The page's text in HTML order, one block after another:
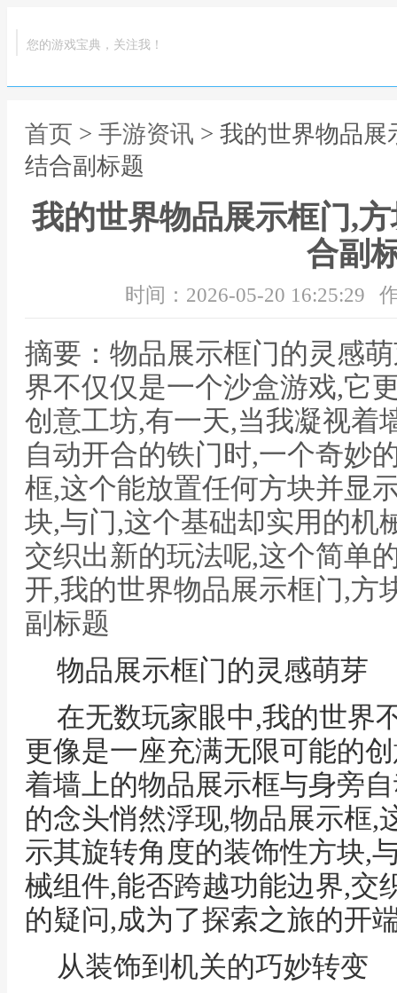
您的游戏宝典，关注我！
首页 > 手游资讯 > 我的世界物品
结合副标题
我的世界物品展示框门,
合副
时间：2026-05-20 16:25:29
摘要：物品展示框门的灵感
界不仅仅是一个沙盒游戏,它
创意工坊,有一天,当我凝视着
自动开合的铁门时,一个奇妙
框,这个能放置任何方块并显
块,与门,这个基础却实用的机
交织出新的玩法呢,这个简单
开,我的世界物品展示框门,方
副标题
物品展示框门的灵感萌芽
在无数玩家眼中,我的世界
更像是一座充满无限可能的
着墙上的物品展示框与身旁
的念头悄然浮现,物品展示框,
示其旋转角度的装饰性方块,
械组件,能否跨越功能边界,交
的疑问,成为了探索之旅的开
从装饰到机关的巧妙转变